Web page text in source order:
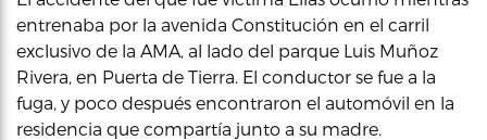
entrenaba por la avenida Constitución en el carril
exclusivo de la AMA, al lado del parque Luis Muñoz
Rivera, en Puerta de Tierra. El conductor se fue a la
fuga, y poco después encontraron el automóvil en la
residencia que compartía junto a su madre.